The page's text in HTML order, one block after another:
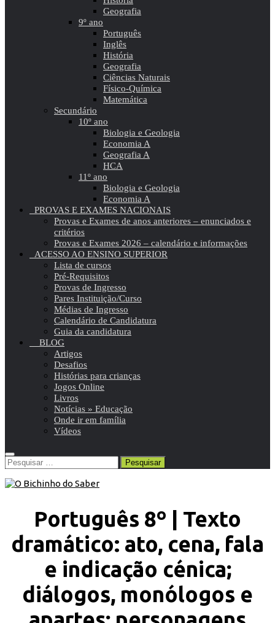
Geografia
9º ano
Português
Inglês
História
Geografia
Ciências Naturais
Físico-Química
Matemática
Secundário
10º ano
Biologia e Geologia
Economia A
Geografia A
HCA
11º ano
Biologia e Geologia
Economia A
PROVAS E EXAMES NACIONAIS
Provas e Exames de anos anteriores – enunciados e
critérios
Provas e Exames 2026 – calendário e informações
ACESSO AO ENSINO SUPERIOR
Lista de cursos
Pré-Requisitos
Provas de Ingresso
Pares Instituição/Curso
Médias de Ingresso
Calendário de Candidatura
Guia da candidatura
BLOG
Artigos
Desafios
Histórias para crianças
Jogos Online
Livros
Notícias » Educação
Onde ir em família
Vídeos
Pesquisar
por:
Português 8º | Texto
dramático: ato, cena, fala
e indicação cénica;
diálogos, monólogos e